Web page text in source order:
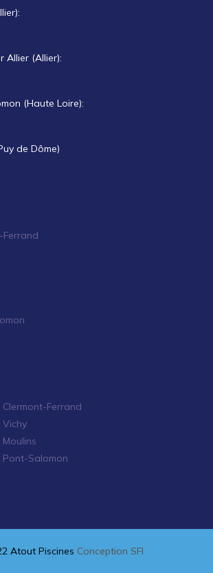
Allier (Allier):
(Haute Loire):
de Dôme)
Ferrand
Ferrand
Vichy
Pont-Salomon
Atout Piscines Conception SFI